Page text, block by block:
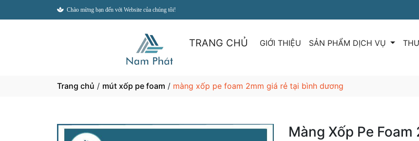
Chào mừng bạn đến với Website của chúng tôi!
TRANG CHỦ GIỚI THIỆU SẢN PHẨM DỊCH VỤ
Trang chủ / mút xốp pe foam / màng xốp pe foam 2mm giá rẻ tại bình dương
Màng Xốp Pe